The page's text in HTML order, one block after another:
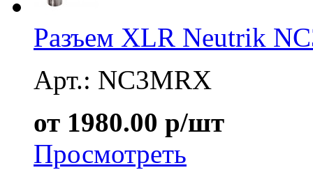
Разъем XLR Neutrik
Арт.: NC3MRX
от 1980.00 р/шт
Просмотреть